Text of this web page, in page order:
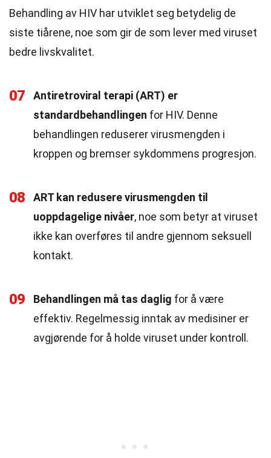
Behandling av HIV har utviklet seg betydelig de
siste tiårene, noe som gir de som lever med viruset
bedre livskvalitet.
07
Antiretroviral terapi (ART) er
standardbehandlingen for HIV. Denne
behandlingen reduserer virusmengden i
kroppen og bremser sykdommens progresjon.
08
ART kan redusere virusmengden til
uoppdagelige nivåer, noe som betyr at viruset
ikke kan overføres til andre gjennom seksuell
kontakt.
09 Behandlingen må tas daglig for å være
effektiv. Regelmessig inntak av medisiner er
avgjørende for å holde viruset under kontroll.